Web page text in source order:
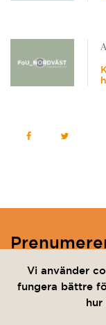
Jag vill
Vi använder
fungera bättre
hur